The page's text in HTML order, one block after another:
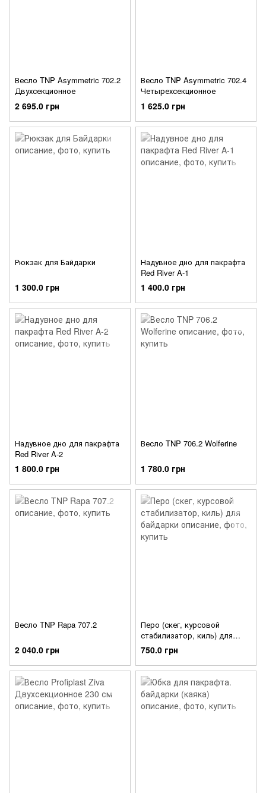
Весло TNP Asymmetric 702.2
Двухсекционное
2 695.0 грн
Весло TNP Asymmetric 702.4
Четырехсекционное
1 625.0 грн
Рюкзак для Байдарки
1 300.0 грн
Надувное дно для пакрафта
Red River A-1
1 400.0 грн
Надувное дно для пакрафта
Red River A-2
1 800.0 грн
Весло TNP 706.2 Wolferine
1 780.0 грн
Весло TNP Rapa 707.2
2 040.0 грн
Перо (скег, курсовой
стабилизатор, киль) для
байдарки
750.0 грн